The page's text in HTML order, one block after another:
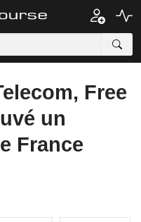
Free
un
France